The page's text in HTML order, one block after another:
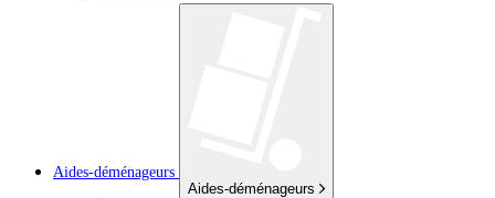
Aides-déménageurs
Aides-déménageurs